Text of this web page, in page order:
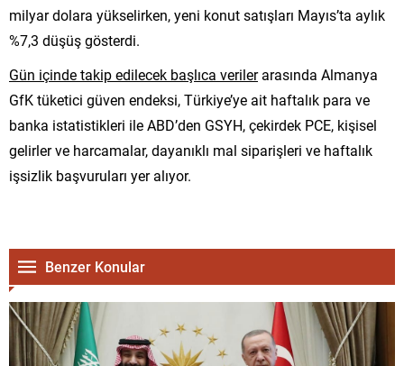
milyar dolara yükselirken, yeni konut satışları Mayıs’ta aylık
%7,3 düşüş gösterdi.
Gün içinde takip edilecek başlıca verilerarasında Almanya
GfK tüketici güven endeksi, Türkiye’ye ait haftalık para ve
banka istatistikleri ile ABD’den GSYH, çekirdek PCE, kişisel
gelirler ve harcamalar, dayanıklı mal siparişleri ve haftalık
işsizlik başvuruları yer alıyor.
Benzer Konular